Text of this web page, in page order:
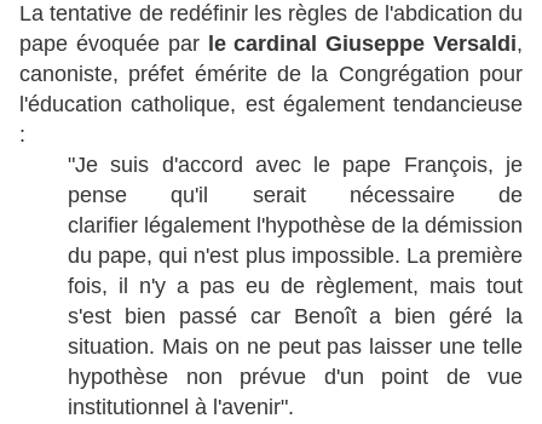
La tentative de redéfinir les règles de l'abdication du
pape évoquée par le cardinal Giuseppe Versaldi,
canoniste, préfet émérite de la Congrégation pour
l'éducation catholique, est également tendancieuse
:
"Je suis d'accord avec le pape François, je
pense qu'il serait nécessaire de
clarifier légalement l'hypothèse de la démission
du pape, qui n'est plus impossible. La première
fois, il n'y a pas eu de règlement, mais tout
s'est bien passé car Benoît a bien géré la
situation. Mais on ne peut pas laisser une telle
hypothèse non prévue d'un point de vue
institutionnel à l'avenir".